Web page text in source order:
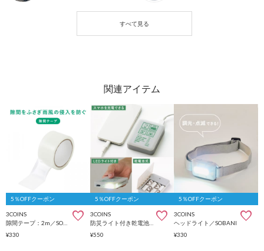
5％OFFクーポン
3COINS
¥330
5％OFFクーポン
3COINS
防災ライト付き乾電池バッテリー／SOBANI
¥550
5％OFFクーポン
3COINS
ヘッドライト／SOBANI
¥330